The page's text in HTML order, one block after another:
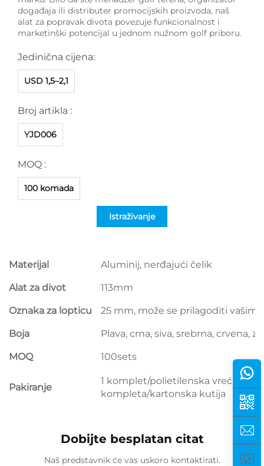
događaja ili distributer promocijskih proizvoda, naš
alat za popravak divota povezuje funkcionalnost i
marketinški potencijal u jednom nužnom golf priboru.
Jedinična cijena:
USD 1,5–2,1
Broj artikla :
YJD006
MOQ :
100 komada
Istraživanje
Materijal Aluminij, nerđajući čelik
Alat za divot 113mm
Oznaka za lopticu 25 mm, može se prilagoditi vašim
Boja Plava, crna, siva, srebrna, crvena,
MOQ 100sets
Pakiranje
1 komplet/polietilenska vrećica i
kompleta/kartonska kutija
Dobijte besplatan citat
Naš predstavnik će vas uskoro kontaktirati.